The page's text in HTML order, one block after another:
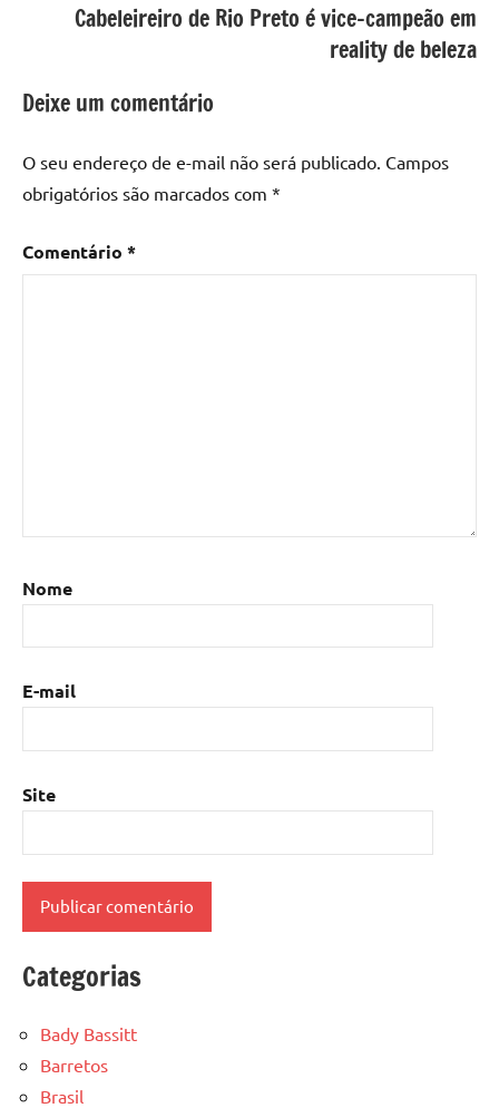
Cabeleireiro de Rio Preto é vice-campeão em
reality de beleza
Deixe um comentário
O seu endereço de e-mail não será publicado. Campos
obrigatórios são marcados com *
Comentário *
Nome
E-mail
Site
Categorias
Bady Bassitt
Barretos
Brasil